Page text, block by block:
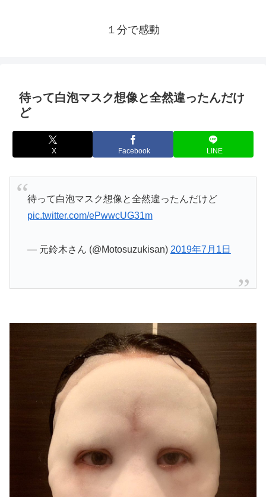
１分で感動
待って白泡マスク想像と全然違ったんだけ
ど
X Facebook LINE
待って白泡マスク想像と全然違ったんだけど
pic.twitter.com/ePwwcUG31m
— 元鈴木さん (@Motosuzukisan) 2019年7月1日